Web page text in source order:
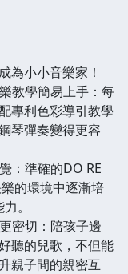
為小小音樂家！
教學簡易上手：每
專利色彩導引教學
琴彈奏變得更容
：準確的DO RE
的環境中逐漸培
。
密切：陪孩子邊
聽的兒歌，不但能
親子間的親密互